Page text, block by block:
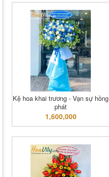
Kệ hoa khai trương - Vạn sự hồng
phát
1,600,000